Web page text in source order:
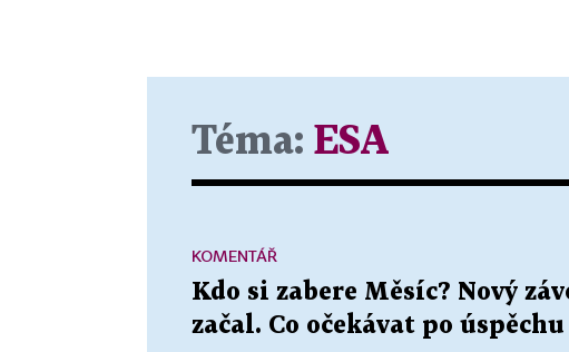
Téma: ESA
Kdo si zabere Měsíc? Nový
začal. Co očekávat po
KOMENTÁŘ